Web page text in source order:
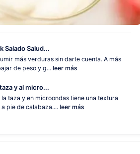
Salado Salud...
más verduras sin darte cuenta. A más
de peso y g... leer más
y al micro...
taza y en microondas tiene una textura
pie de calabaza.... leer más